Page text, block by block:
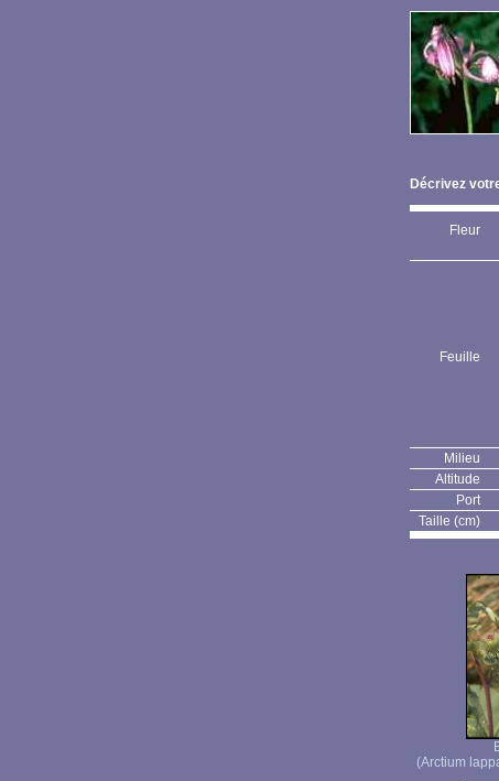
Décrivez
Fleur
Feuille
Milieu
Altitude
Port
Taille (cm)
(Arctium